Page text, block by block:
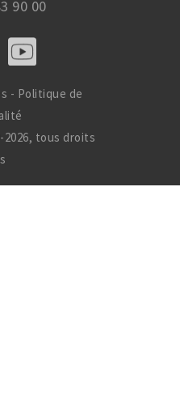
90 00
- Politique de
2026, tous droits